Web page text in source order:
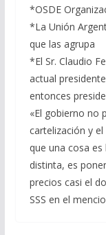
*OSDE
*La Unión
que las agrupa
*El Sr. Claudio
actual
entonces
«El gobierno no
cartelización y
que una cosa
distinta, es
precios casi el
SSS en el